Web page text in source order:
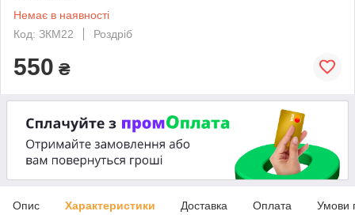
Немає в наявності
Код: ЗКМ22
Роздріб
550 ₴
Опис Характеристики Доставка Оплата Умови